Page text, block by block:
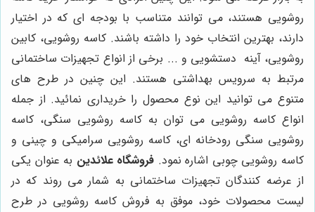
روشویی هستند، می توانند متناسب با بودجه ای که در اختیار
دارند، بهترین انتخاب خود را داشته باشند. کاسه روشویی، کابین
روشویی، آینه دستشویی و ... برخی از انواع تجهیزات ساختمانی
مرتبط به سرویس بهداشتی هستند. این چنین در طرح های
متنوع می توانید این نوع محصول را خریداری نمائید. از جمله
انواع کاسه روشویی می توان به کاسه روشویی سنگی، کاسه
روشویی سنگی رودخانه ای، کاسه روشویی سرامیکی و چینی و
کاسه روشویی چوبی اشاره نمود. فروشگاه علائدین به عنوان یکی
از عرضه کنندگان تجهیزات ساختمانی به شمار می روند که در
لیست محصولات خود، موفق به فروش کاسه روشویی در طرح